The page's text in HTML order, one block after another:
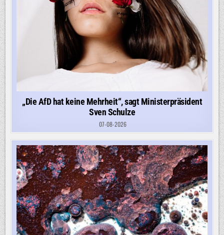
„Die AfD hat keine Mehrheit“, sagt Ministerpräsident
Sven Schulze
07-08-2026